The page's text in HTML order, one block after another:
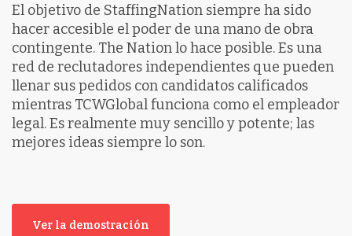
El objetivo de StaffingNation siempre ha sido
hacer accesible el poder de una mano de obra
contingente. The Nation lo hace posible. Es una
red de reclutadores independientes que pueden
llenar sus pedidos con candidatos calificados
mientras TCWGlobal funciona como el empleador
legal. Es realmente muy sencillo y potente; las
mejores ideas siempre lo son.
Ver la demostración